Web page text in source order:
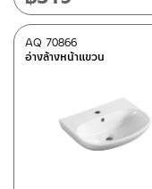
อ่างล้างหน้าเซรามิ
อ่างล้างหน้าเซรา
แก้ว
เซรามิคเคลือบ(58)
อ่างล้างหน้าแขวน
AQ 70866